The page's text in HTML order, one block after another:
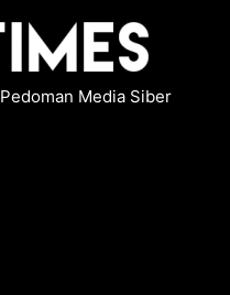
Pedoman Media Siber